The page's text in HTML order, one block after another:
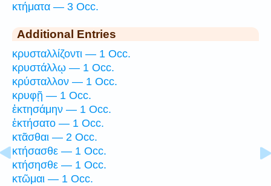
κτήματα — 3 Occ.
Additional Entries
κρυσταλλίζοντι — 1 Occ.
κρυστάλλῳ — 1 Occ.
κρύσταλλον — 1 Occ.
κρυφῇ — 1 Occ.
ἐκτησάμην — 1 Occ.
ἐκτήσατο — 1 Occ.
κτᾶσθαι — 2 Occ.
κτήσασθε — 1 Occ.
κτήσησθε — 1 Occ.
κτῶμαι — 1 Occ.